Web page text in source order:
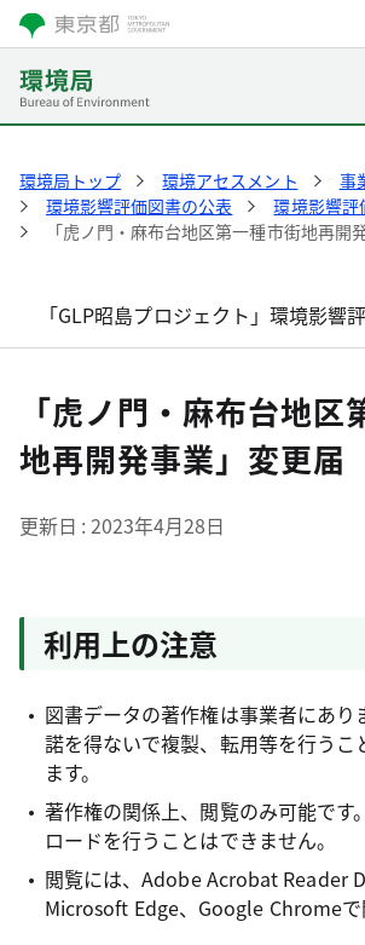
環境局トップ 環境アセスメント
事
環境影響評価図書の公表
環境影響評
「虎ノ門・麻布台地区第一種市街地再開
「GLP昭島プロジェクト」環境影響
「虎ノ門・麻布台地区
地再開発事業」変更届
更新日 2023年4月28日
利用上の注意
図書データの著作権は事業者にあり
諾を得ないで複製、転用等を行うこ
ます。
著作権の関係上、閲覧のみ可能です
ロードを行うことはできません。
閲覧には、Adobe Acrobat Reader
Microsoft Edge、Google Chromeで